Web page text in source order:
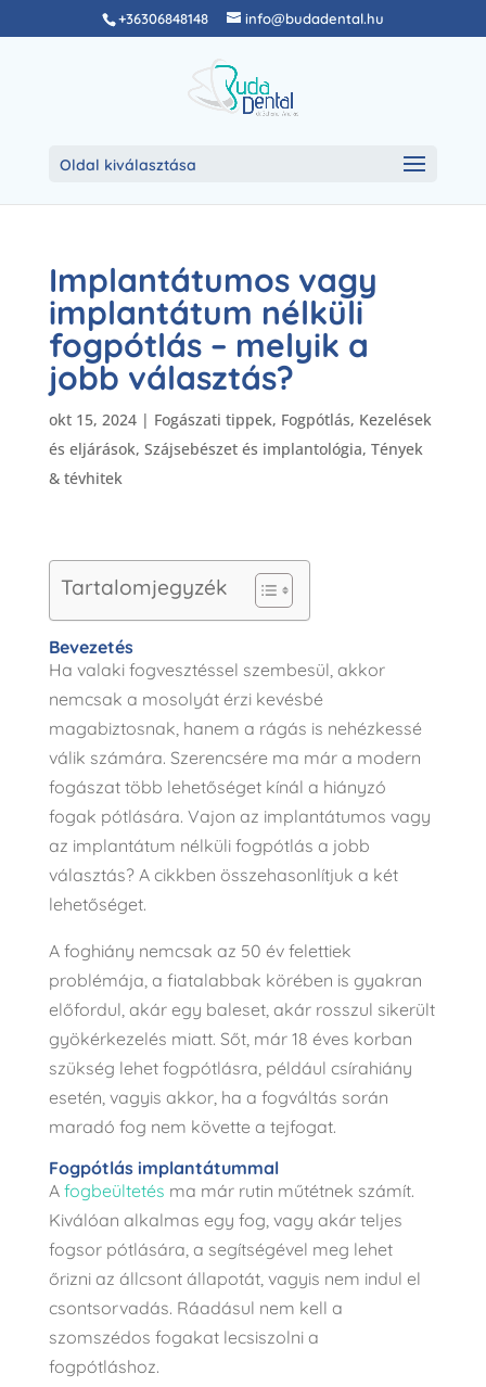
+36306848148 info@budadental.hu
Oldal kiválasztása
Implantátumos vagy
implantátum nélküli
fogpótlás – melyik a
jobb választás?
okt 15, 2024| Fogászati tippek, Fogpótlás, Kezelések
és eljárások, Szájsebészet és implantológia, Tények
& tévhitek
Tartalomjegyzék
Bevezetés
Ha valaki fogvesztéssel szembesül, akkor
nemcsak a mosolyát érzi kevésbé
magabiztosnak, hanem a rágás is nehézkessé
válik számára. Szerencsére ma már a modern
fogászat több lehetőséget kínál a hiányzó
fogak pótlására. Vajon az implantátumos vagy
az implantátum nélküli fogpótlás a jobb
választás? A cikkben összehasonlítjuk a két
lehetőséget.
A foghiány nemcsak az 50 év felettiek
problémája, a fiatalabbak körében is gyakran
előfordul, akár egy baleset, akár rosszul sikerült
gyökérkezelés miatt. Sőt, már 18 éves korban
szükség lehet fogpótlásra, például csírahiány
esetén, vagyis akkor, ha a fogváltás során
maradó fog nem követte a tejfogat.
Fogpótlás implantátummal
A fogbeültetés ma már rutin műtétnek számít.
Kiválóan alkalmas egy fog, vagy akár teljes
fogsor pótlására, a segítségével meg lehet
őrizni az állcsont állapotát, vagyis nem indul el
csontsorvadás. Ráadásul nem kell a
szomszédos fogakat lecsiszolni a
fogpótláshoz.